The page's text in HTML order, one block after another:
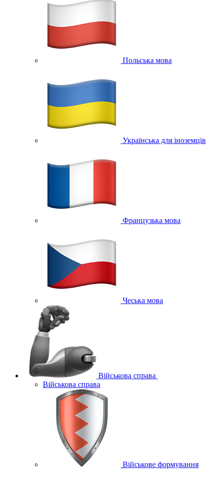
Польська мова
Українська для іноземців
Французька мова
Чеська мова
Військова справа
Військова справа
Військове формування